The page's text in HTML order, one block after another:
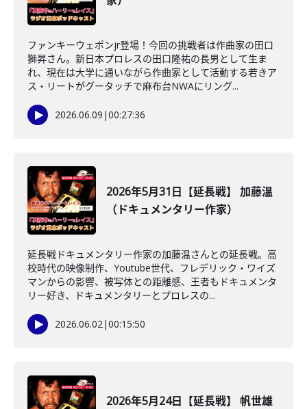
ファンキーウェポンjr登場！今回の挑戦者は作曲家の田口
獅昇さん。新日本プロレスの田口隆祐の長男として生ま
れ、現在は大学に通いながら作曲家として活動する若きア
ス・リートがグータッチで麻布台NWAにリング...
2026.06.09 |00:27:36
2026年5月31日【延長戦】 加藤温
（ドキュメンタリー作家）
延長戦ドキュメンタリー作家の加藤温さんとの延長戦。高
校時代の映像制作、Youtube世代、フレデリック・ワイズ
マンからの影響、被写体との距離感、王者もドキュメンタ
リー好き、ドキュメンタリーとプロレスの...
2026.06.02|00:15:50
2026年5月24日【延長戦】 帆世雄